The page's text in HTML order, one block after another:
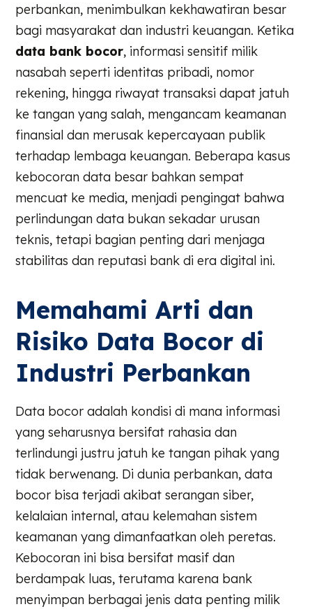
perbankan, menimbulkan kekhawatiran besar
bagi masyarakat dan industri keuangan. Ketika
data bank bocor, informasi sensitif milik
nasabah seperti identitas pribadi, nomor
rekening, hingga riwayat transaksi dapat jatuh
ke tangan yang salah, mengancam keamanan
finansial dan merusak kepercayaan publik
terhadap lembaga keuangan. Beberapa kasus
kebocoran data besar bahkan sempat
mencuat ke media, menjadi pengingat bahwa
perlindungan data bukan sekadar urusan
teknis, tetapi bagian penting dari menjaga
stabilitas dan reputasi bank di era digital ini.
Memahami Arti dan
Risiko Data Bocor di
Industri Perbankan
Data bocor adalah kondisi di mana informasi
yang seharusnya bersifat rahasia dan
terlindungi justru jatuh ke tangan pihak yang
tidak berwenang. Di dunia perbankan, data
bocor bisa terjadi akibat serangan siber,
kelalaian internal, atau kelemahan sistem
keamanan yang dimanfaatkan oleh peretas.
Kebocoran ini bisa bersifat masif dan
berdampak luas, terutama karena bank
menyimpan berbagai jenis data penting milik